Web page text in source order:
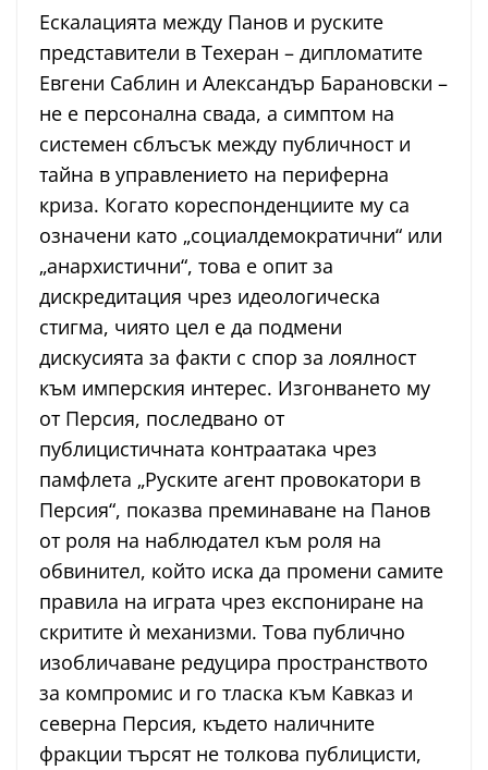
Ескалацията между Панов и руските
представители в Техеран – дипломатите
Евгени Саблин и Александър Барановски –
не е персонална свада, а симптом на
системен сблъсък между публичност и
тайна в управлението на периферна
криза. Когато кореспонденциите му са
означени като „социалдемократични“ или
„анархистични“, това е опит за
дискредитация чрез идеологическа
стигма, чиято цел е да подмени
дискусията за факти с спор за лоялност
към имперския интерес. Изгонването му
от Персия, последвано от
публицистичната контраатака чрез
памфлета „Руските агент провокатори в
Персия“, показва преминаване на Панов
от роля на наблюдател към роля на
обвинител, който иска да промени самите
правила на играта чрез експониране на
скритите ѝ механизми. Това публично
изобличаване редуцира пространството
за компромис и го тласка към Кавказ и
северна Персия, където наличните
фракции търсят не толкова публицисти,